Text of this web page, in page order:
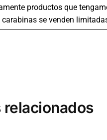
productos que
se venden
relacionados